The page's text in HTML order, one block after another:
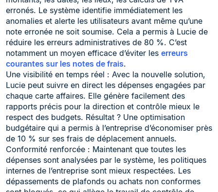
erronés. Le système identifie immédiatement les
anomalies et alerte les utilisateurs avant même qu’une
note erronée ne soit soumise. Cela a permis à Lucie de
réduire les erreurs administratives de 80 %. C’est
notamment un moyen efficace d’éviter les erreurs
courantes sur les notes de frais.
Une visibilité en temps réel : Avec la nouvelle solution,
Lucie peut suivre en direct les dépenses engagées par
chaque carte affaires. Elle génère facilement des
rapports précis pour la direction et contrôle mieux le
respect des budgets. Résultat ? Une optimisation
budgétaire qui a permis à l’entreprise d’économiser près
de 10 % sur ses frais de déplacement annuels.
Conformité renforcée : Maintenant que toutes les
dépenses sont analysées par le système, les politiques
internes de l’entreprise sont mieux respectées. Les
dépassements de plafonds ou achats non conformes